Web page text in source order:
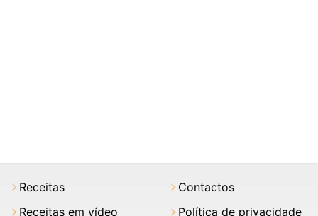
Receitas
Receitas em vídeo
Contactos
Política de privacidade